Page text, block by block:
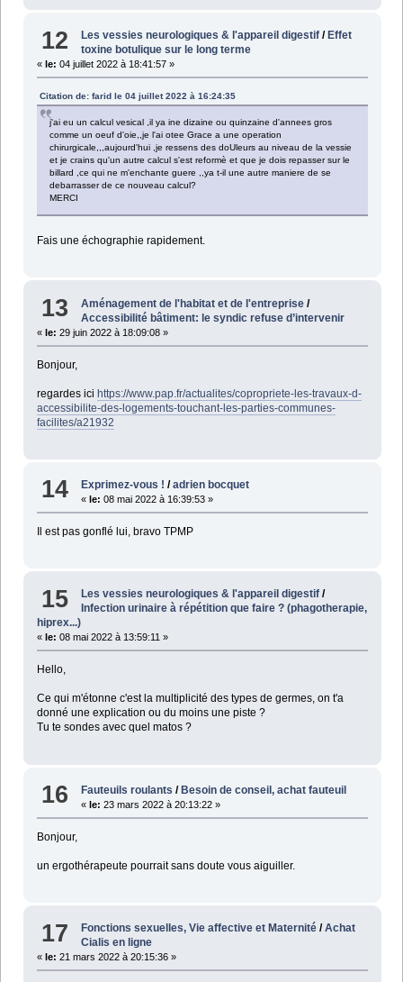
12 Les vessies neurologiques & l'appareil digestif / Effet
toxine botulique sur le long terme
« le: 04 juillet 2022 à 18:41:57 »
Citation de: farid le 04 juillet 2022 à 16:24:35
j'ai eu un calcul vesical ,il ya ine dizaine ou quinzaine d'annees gros
comme un oeuf d'oie,,je l'ai otee Grace a une operation
chirurgicale,,,aujourd'hui ,je ressens des doUleurs au niveau de la vessie
et je crains qu'un autre calcul s'est reformè et que je dois repasser sur le
billard ,ce qui ne m'enchante guere ,,ya t-il une autre maniere de se
debarrasser de ce nouveau calcul?
MERCI
Fais une échographie rapidement.
13 Aménagement de l'habitat et de l'entreprise /
Accessibilité bâtiment: le syndic refuse d’intervenir
« le: 29 juin 2022 à 18:09:08 »
Bonjour,
regardes ici https://www.pap.fr/actualites/copropriete-les-travaux-d-
accessibilite-des-logements-touchant-les-parties-communes-
facilites/a21932
14 Exprimez-vous ! /adrien bocquet
«le: 08 mai 2022 à 16:39:53 »
Il est pas gonflé lui, bravo TPMP
15 Les vessies neurologiques & l'appareil digestif /
Infection urinaire à répétition que faire ? (phagotherapie,
hiprex...)
« le: 08 mai 2022 à 13:59:11 »
Hello,
Ce qui m'étonne c'est la multiplicité des types de germes, on t'a
donné une explication ou du moins une piste ?
Tu te sondes avec quel matos ?
16 Fauteuils roulants / Besoin de conseil, achat fauteuil
«le: 23 mars 2022 à 20:13:22 »
Bonjour,
un ergothérapeute pourrait sans doute vous aiguiller.
17 Fonctions sexuelles, Vie affective et Maternité /Achat
Cialis en ligne
« le: 21 mars 2022 à 20:15:36 »